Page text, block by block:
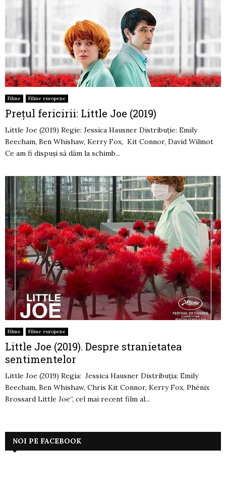
Filme Filme europene
Preţul fericirii: Little Joe (2019)
Little Joe (2019) Regie: Jessica Hausner Distribuţie: Emily
Beecham, Ben Whishaw, Kerry Fox, Kit Connor, David Wilmot
Ce am fi dispuşi să dăm la schimb...
Filme Filme europene
Little Joe (2019). Despre stranietatea
sentimentelor
Little Joe (2019) Regia: Jessica Hausner Distribuția: Emily
Beecham, Ben Whishaw, Chris Kit Connor, Kerry Fox, Phénix
Brossard Little Joe“, cel mai recent film al...
NOI PE FACEBOOK